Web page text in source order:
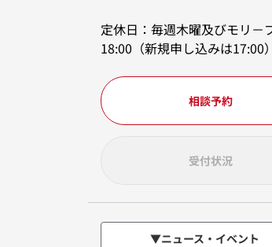
定休日：毎週木曜及びモリ
18:00（新規申し込みは17:00）
相談予約
受付状況
▼ニュース・イベント